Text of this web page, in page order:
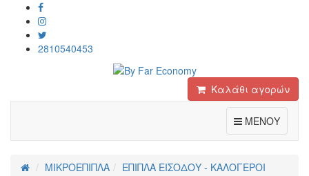
2810540453
Καλάθι αγορών
ΜΕΝΟΥ
ΜΙΚΡΟΕΠΙΠΛΑ ΕΠΙΠΛΑ ΕΙΣΟΔΟΥ - ΚΑΛΟΓΕΡΟΙ